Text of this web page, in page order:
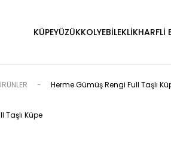
KÜPEYÜZÜKKOLYEBİLEKLİKHARFLİ
Herme Gümüş Rengi Full Taşlı